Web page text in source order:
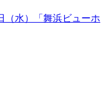
（水）「舞浜ビューホ